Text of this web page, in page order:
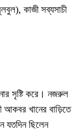
কাজী সব্যসাচী
সৃষ্টি করে। নজরুল
খানের বাড়িতে
যতদিন ছিলেন